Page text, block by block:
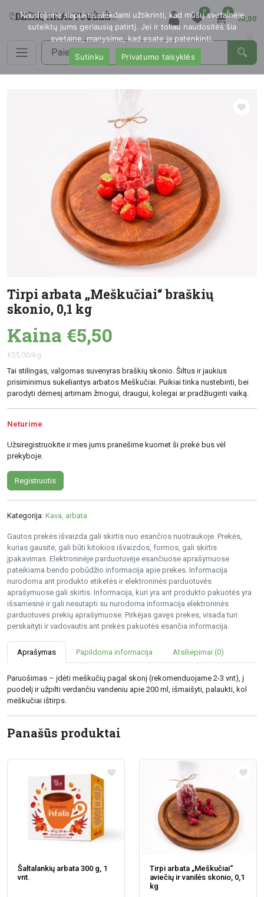
0 0
€0,00
Tirpi arbata „Meškučiai“ braškių
skonio, 0,1 kg
Kaina €5,50
€55,00/kg
Tai stilingas, valgomas suvenyras braškių skonio. Šiltus ir jaukius
prisiminimus sukeliantys arbatos Meškučiai. Puikiai tinka nustebinti, bei
parodyti dėmesį artimam žmogui, draugui, kolegai ar pradžiuginti vaiką.
Neturime
Užsiregistruokite ir mes jums pranešime kuomet ši prekė bus vėl
prekyboje.
Registruotis
Kategorija: Kava, arbata
Gautos prekės išvaizda gali skirtis nuo esančios nuotraukoje. Prekės,
kurias gausite, gali būti kitokios išvaizdos, formos, gali skirtis
įpakavimas. Elektroninėje parduotuvėje esančiuose aprašymuose
pateikiama bendo pobūdžio informacija apie prekes. Informacija
nurodoma ant produkto etiketės ir elektroninės parduotuvės
aprašymuose gali skirtis. Informacija, kuri yra ant produkto pakuotės yra
išsamesnė ir gali nesutapti su nurodoma informacija elektroninės
parduotuvės prekių aprašymuose. Pirkėjas gavęs prekes, visada turi
perskaityti ir vadovautis ant prekės pakuotės esančia informacija.
Aprašymas Papildoma informacija Atsiliepimai (0)
Paruošimas – įdėti meškučių pagal skonį (rekomenduojame 2-3 vnt), į
puodelį ir užpilti verdančiu vandeniu apie 200 ml, išmaišyti, palaukti, kol
meškučiai ištirps.
Panašūs produktai
Šaltalankių arbata 300 g, 1
vnt.
Tirpi arbata „Meškučiai“
aviečių ir vanilės skonio, 0,1
kg
Naudojame slapukus siekdami užtikrinti, kad mūsų svetainėje
suteiktų jums geriausią patirtį. Jei ir toliau naudositės šia
svetaine, manysime, kad esate ja patenkinti.
Sutinku
Privatumo taisyklės